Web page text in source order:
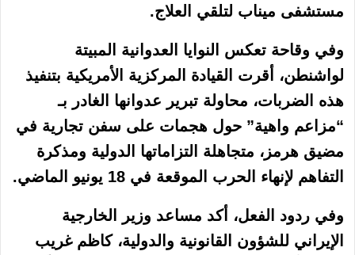
مستشفى ميناب لتلقي العلاج.
وفي وقاحة تعكس النوايا العدوانية المبيتة
لواشنطن، أقرت القيادة المركزية الأمريكية بتنفيذ
هذه الضربات، محاولة تبرير عدوانها الغادر بـ
“مزاعم واهية” حول هجمات على سفن تجارية في
مضيق هرمز، متجاهلة التزاماتها الدولية ومذكرة
التفاهم لإنهاء الحرب الموقعة في 18 يونيو الماضي.
وفي ردود الفعل، أكد مساعد وزير الخارجية
الإيراني للشؤون القانونية والدولية، كاظم غريب